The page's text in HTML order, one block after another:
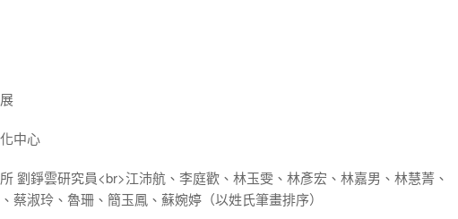
中心
劉錚雲研究員<br>江沛航、李庭歡、林玉雯、林彥宏、林嘉男、林慧菁、
蔡淑玲、魯珊、簡玉鳳、蘇婉婷（以姓氏筆畫排序）